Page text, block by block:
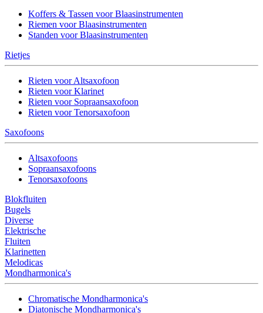
Koffers & Tassen voor Blaasinstrumenten
Riemen voor Blaasinstrumenten
Standen voor Blaasinstrumenten
Rietjes
Rieten voor Altsaxofoon
Rieten voor Klarinet
Rieten voor Sopraansaxofoon
Rieten voor Tenorsaxofoon
Saxofoons
Altsaxofoons
Sopraansaxofoons
Tenorsaxofoons
Blokfluiten
Bugels
Diverse
Elektrische
Fluiten
Klarinetten
Melodicas
Mondharmonica's
Chromatische Mondharmonica's
Diatonische Mondharmonica's